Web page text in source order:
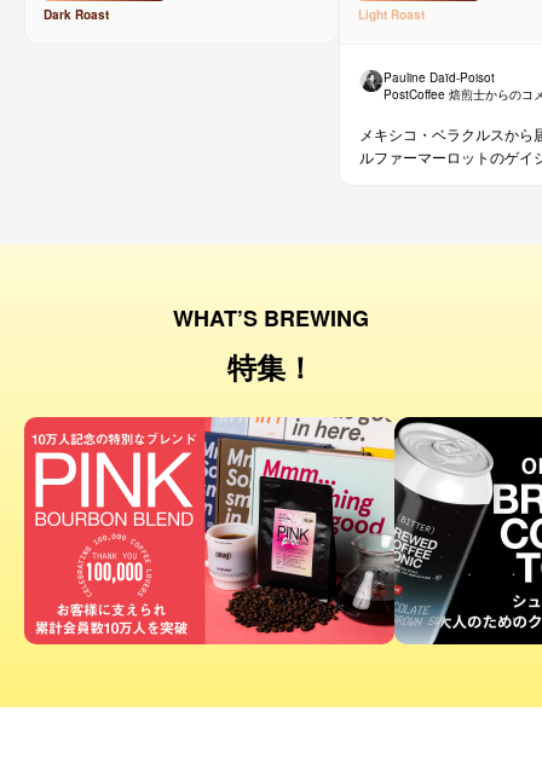
Dark Roast Light Roast
Pauline Daïd-Poisot
PostCoffee 焙煎士からのコ
メキシコ・ベラクルスから
ルファーマーロットのゲイ
WHAT’S BREWING
特集！